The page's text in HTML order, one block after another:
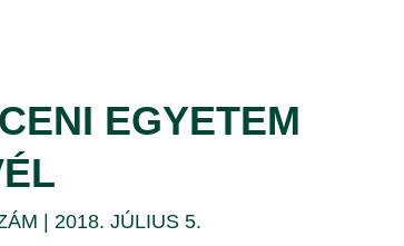
EGYETEM
| 2018. JÚLIUS 5.